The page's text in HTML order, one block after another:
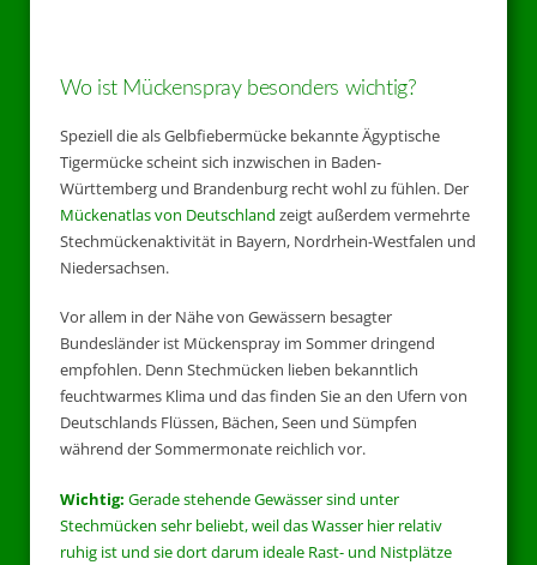
Wo ist Mückenspray besonders wichtig?
Speziell die als Gelbfiebermücke bekannte Ägyptische
Tigermücke scheint sich inzwischen in Baden-
Württemberg und Brandenburg recht wohl zu fühlen. Der
Mückenatlas von Deutschland zeigt außerdem vermehrte
Stechmückenaktivität in Bayern, Nordrhein-Westfalen und
Niedersachsen.
Vor allem in der Nähe von Gewässern besagter
Bundesländer ist Mückenspray im Sommer dringend
empfohlen. Denn Stechmücken lieben bekanntlich
feuchtwarmes Klima und das finden Sie an den Ufern von
Deutschlands Flüssen, Bächen, Seen und Sümpfen
während der Sommermonate reichlich vor.
Wichtig: Gerade stehende Gewässer sind unter
Stechmücken sehr beliebt, weil das Wasser hier relativ
ruhig ist und sie dort darum ideale Rast- und Nistplätze